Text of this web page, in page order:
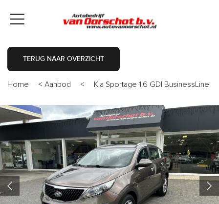
TERUG NAAR OVERZICHT
Home < Aanbod < Kia Sportage 1.6 GDI BusinessLine